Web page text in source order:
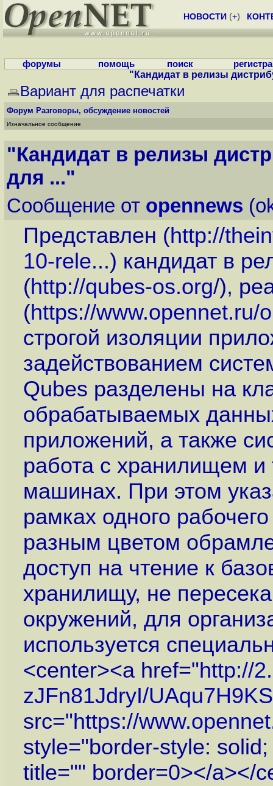
НОВОСТИ (+)
форумы помощь поиск
"Кандидат в релизы
Вариант для распечатки
Форум Разговоры, обсуждение новостей
Изначальное сообщение
"Кандидат в релизы
для ..."
Сообщение от opennews
Представлен (http://
10-rele...) кандидат в
(http://qubes-os.org/),
(https://www.opennet.ru/
строгой изоляции
задействованием
Qubes разделены на
обрабатываемых
приложений, а также
работа с хранилищем и
машинах. При этом
рамках одного
разным цветом
доступ на чтение к
хранилищу, не
окружений, для
используется
<center><a href="http://
zJFn81JdryI/
src="https://
style="border-style:
title="" border=0></a></